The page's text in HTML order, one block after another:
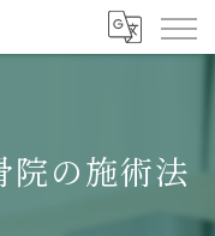
院の施術法